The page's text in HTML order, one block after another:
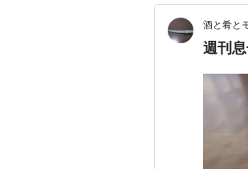
酒と肴と
週刊